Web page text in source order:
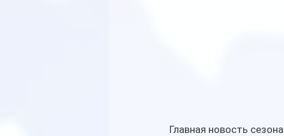
Главная новость